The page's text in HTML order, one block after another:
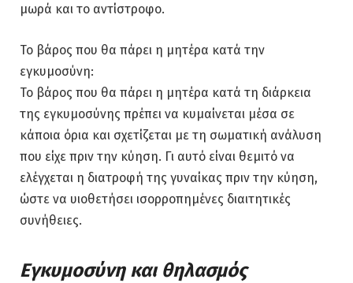
μωρά και το αντίστροφο.
Το βάρος που θα πάρει η μητέρα κατά την
εγκυμοσύνη:
Το βάρος που θα πάρει η μητέρα κατά τη διάρκεια
της εγκυμοσύνης πρέπει να κυμαίνεται μέσα σε
κάποια όρια και σχετίζεται με τη σωματική ανάλυση
που είχε πριν την κύηση. Γι αυτό είναι θεμιτό να
ελέγχεται η διατροφή της γυναίκας πριν την κύηση,
ώστε να υιοθετήσει ισορροπημένες διαιτητικές
συνήθειες.
Εγκυμοσύνη και θηλασμός